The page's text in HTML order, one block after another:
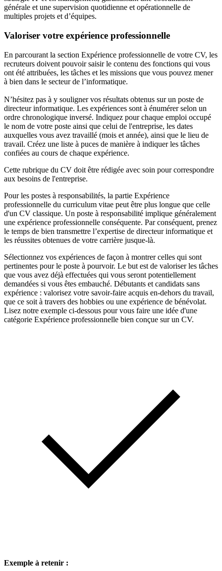
générale et une supervision quotidienne et opérationnelle de
multiples projets et d’équipes.
Valoriser votre expérience professionnelle
En parcourant la section Expérience professionnelle de votre CV, les
recruteurs doivent pouvoir saisir le contenu des fonctions qui vous
ont été attribuées, les tâches et les missions que vous pouvez mener
à bien dans le secteur de l’informatique.
N’hésitez pas à y souligner vos résultats obtenus sur un poste de
directeur informatique. Les expériences sont à énumérer selon un
ordre chronologique inversé. Indiquez pour chaque emploi occupé
le nom de votre poste ainsi que celui de l'entreprise, les dates
auxquelles vous avez travaillé (mois et année), ainsi que le lieu de
travail. Créez une liste à puces de manière à indiquer les tâches
confiées au cours de chaque expérience.
Cette rubrique du CV doit être rédigée avec soin pour correspondre
aux besoins de l'entreprise.
Pour les postes à responsabilités, la partie Expérience
professionnelle du curriculum vitae peut être plus longue que celle
d'un CV classique. Un poste à responsabilité implique généralement
une expérience professionnelle conséquente. Par conséquent, prenez
le temps de bien transmettre l’expertise de directeur informatique et
les réussites obtenues de votre carrière jusque-là.
Sélectionnez vos expériences de façon à montrer celles qui sont
pertinentes pour le poste à pourvoir. Le but est de valoriser les tâches
que vous avez déjà effectuées qui vous seront potentiellement
demandées si vous êtes embauché. Débutants et candidats sans
expérience : valorisez votre savoir-faire acquis en-dehors du travail,
que ce soit à travers des hobbies ou une expérience de bénévolat.
Lisez notre exemple ci-dessous pour vous faire une idée d'une
catégorie Expérience professionnelle bien conçue sur un CV.
Exemple à retenir :